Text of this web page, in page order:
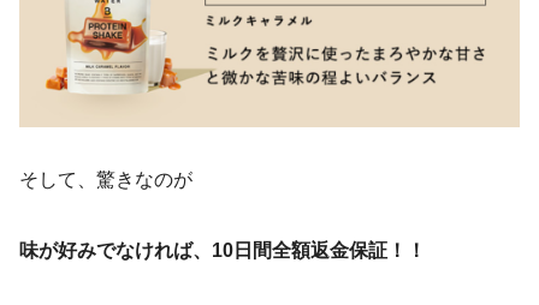
そして、驚きなのが
味が好みでなければ、10日間全額返金保証！！